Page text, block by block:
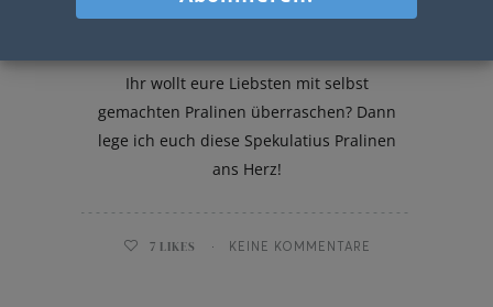
Ihr wollt eure Liebsten mit selbst
gemachten Pralinen überraschen? Dann
lege ich euch diese Spekulatius Pralinen
ans Herz!
7 LIKES KEINE KOMMENTARE